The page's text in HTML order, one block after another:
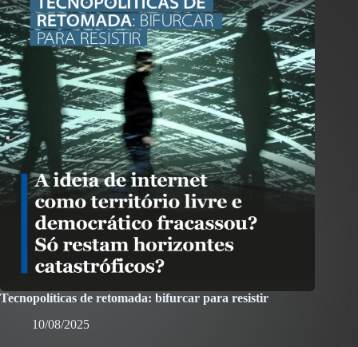
Tecnopolíticas de retomada: bifurcar para resistir
10/08/2025